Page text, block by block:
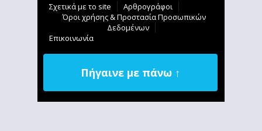
Σχετικά με το site
Αρθρογράφοι
Όροι χρήσης & Προστασία Προσωπικών
Δεδομένων
Επικοινωνία
Πήγαινε με πάνω ↑